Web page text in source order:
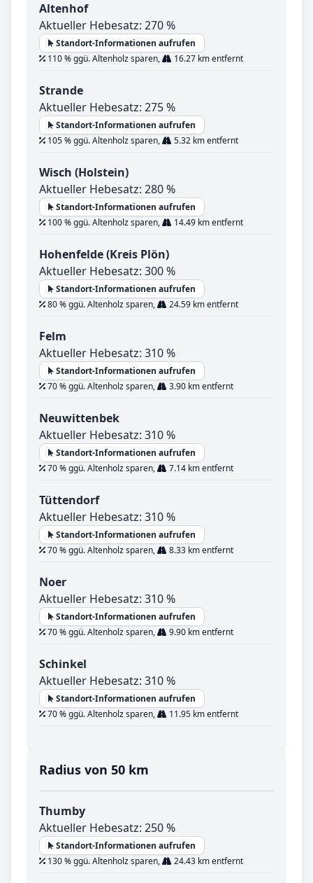
Altenhof
Aktueller Hebesatz: 270 %
Standort-Informationen aufrufen
110 % ggü. Altenholz sparen,
16.27 km entfernt
Strande
Aktueller Hebesatz: 275 %
Standort-Informationen aufrufen
105 % ggü. Altenholz sparen,
5.32 km entfernt
Wisch (Holstein)
Aktueller Hebesatz: 280 %
Standort-Informationen aufrufen
100 % ggü. Altenholz sparen,
14.49 km entfernt
Hohenfelde (Kreis Plön)
Aktueller Hebesatz: 300 %
Standort-Informationen aufrufen
80 % ggü. Altenholz sparen,
24.59 km entfernt
Felm
Aktueller Hebesatz: 310 %
Standort-Informationen aufrufen
70 % ggü. Altenholz sparen,
3.90 km entfernt
Neuwittenbek
Aktueller Hebesatz: 310 %
Standort-Informationen aufrufen
70 % ggü. Altenholz sparen,
7.14 km entfernt
Tüttendorf
Aktueller Hebesatz: 310 %
Standort-Informationen aufrufen
70 % ggü. Altenholz sparen,
8.33 km entfernt
Noer
Aktueller Hebesatz: 310 %
Standort-Informationen aufrufen
70 % ggü. Altenholz sparen,
9.90 km entfernt
Schinkel
Aktueller Hebesatz: 310 %
Standort-Informationen aufrufen
70 % ggü. Altenholz sparen,
11.95 km entfernt
Radius von 50 km
Thumby
Aktueller Hebesatz: 250 %
Standort-Informationen aufrufen
130 % ggü. Altenholz sparen,
24.43 km entfernt